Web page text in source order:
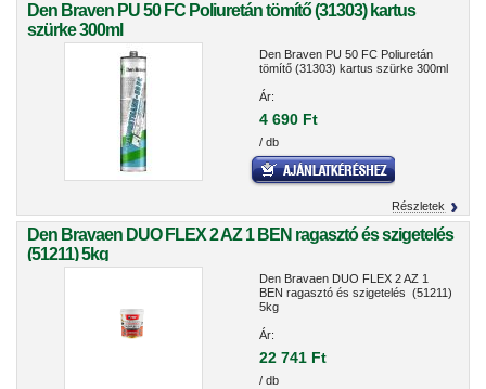
Den Braven PU 50 FC Poliuretán tömítő (31303) kartus
szürke 300ml
Den Braven PU 50 FC Poliuretán
tömítő (31303) kartus szürke 300ml
Ár:
4 690 Ft
/ db
Részletek
Den Bravaen DUO FLEX 2 AZ 1 BEN ragasztó és szigetelés
(51211) 5kg
Den Bravaen DUO FLEX 2 AZ 1
BEN ragasztó és szigetelés (51211)
5kg
Ár:
22 741 Ft
/ db